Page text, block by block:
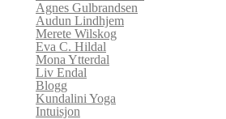
Agnes Gulbrandsen
Audun Lindhjem
Merete Wilskog
Eva C. Hildal
Mona Ytterdal
Liv Endal
Blogg
Kundalini Yoga
Intuisjon